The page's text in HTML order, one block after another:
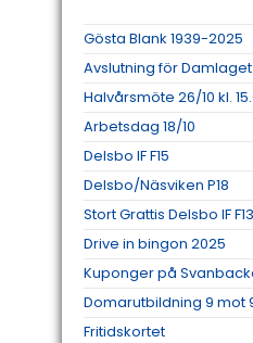
Gösta Blank 1939-2025
Avslutning för Damlaget
Halvårsmöte 26/10 kl.
Arbetsdag 18/10
Delsbo IF F15
Delsbo/Näsviken P18
Stort Grattis Delsbo IF
Drive in bingon 2025
Kuponger på
Domarutbildning 9 mot
Fritidskortet